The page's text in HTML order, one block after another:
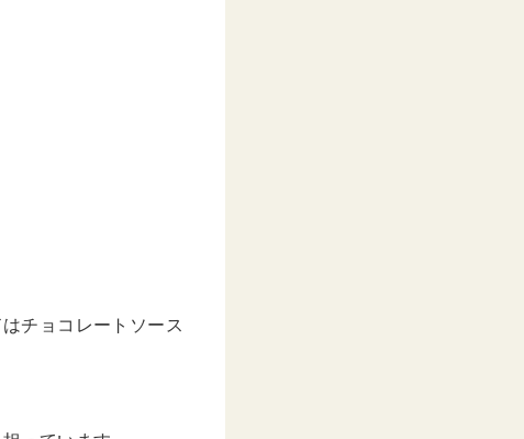
チョコレートソース